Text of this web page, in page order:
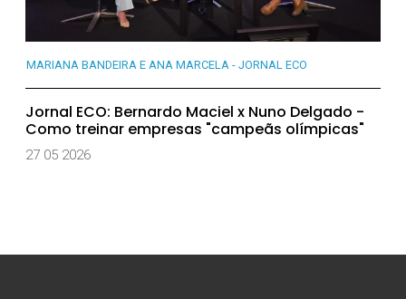
MARIANA BANDEIRA E ANA MARCELA - JORNAL ECO
Jornal ECO: Bernardo Maciel x Nuno Delgado -
Como treinar empresas "campeãs olímpicas"
27 05 2026